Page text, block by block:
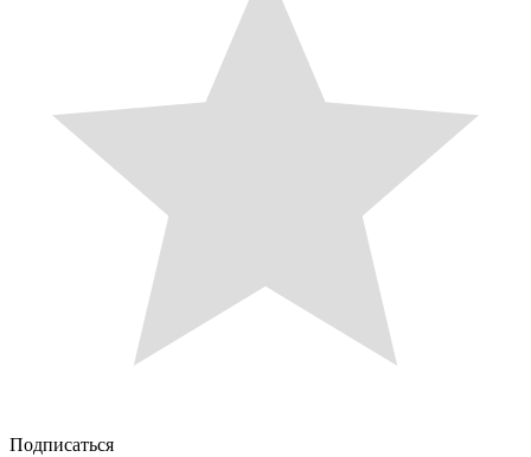
Подписаться